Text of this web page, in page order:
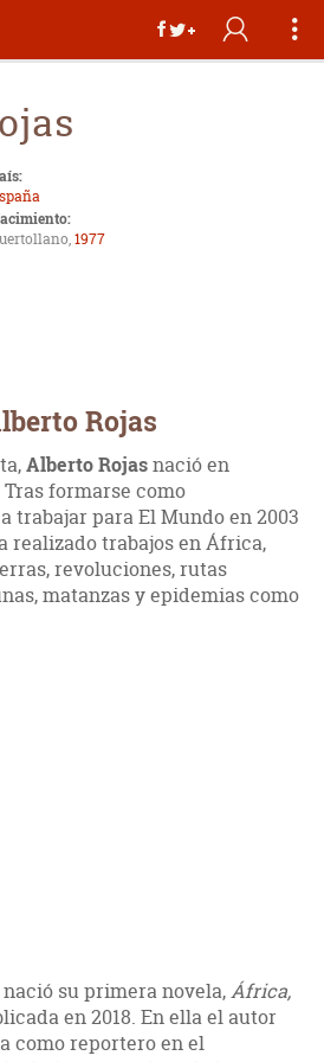
1977
Rojas
Alberto Rojasnació en
formarse como
trabajar para El Mundo en 2003
realizado trabajos en África,
revoluciones, rutas
matanzas y epidemias como
su primera novela,África,
en 2018. En ella el autor
como reportero en el